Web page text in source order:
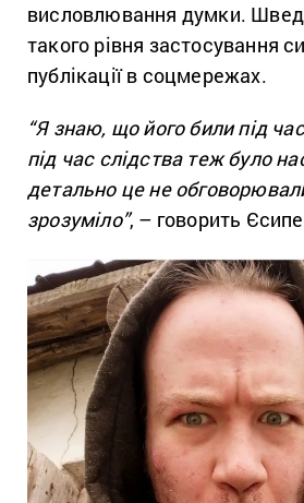
висловлювання думки. Швед
такого рівня застосування
публікації в соцмережах.
“Я знаю, що його били під
під час слідства теж було
детально це не
зрозуміло”, – говорить